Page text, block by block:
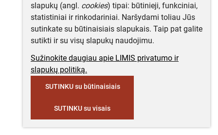
slapukų (angl. cookies) tipai: būtinieji, funkciniai,
statistiniai ir rinkodariniai. Naršydami toliau Jūs
sutinkate su būtinaisiais slapukais. Taip pat galite
sutikti ir su visų slapukų naudojimu.
Sužinokite daugiau apie LIMIS privatumo ir
slapukų politiką.
SUTINKU su būtinaisiais
SUTINKU su visais